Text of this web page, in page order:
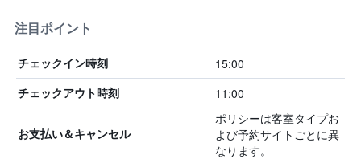
注目ポイント
チェックイン時刻 15:00
チェックアウト時刻 11:00
お支払い＆キャンセル
ポリシーは客室タイプお
よび予約サイトごとに異
なります。